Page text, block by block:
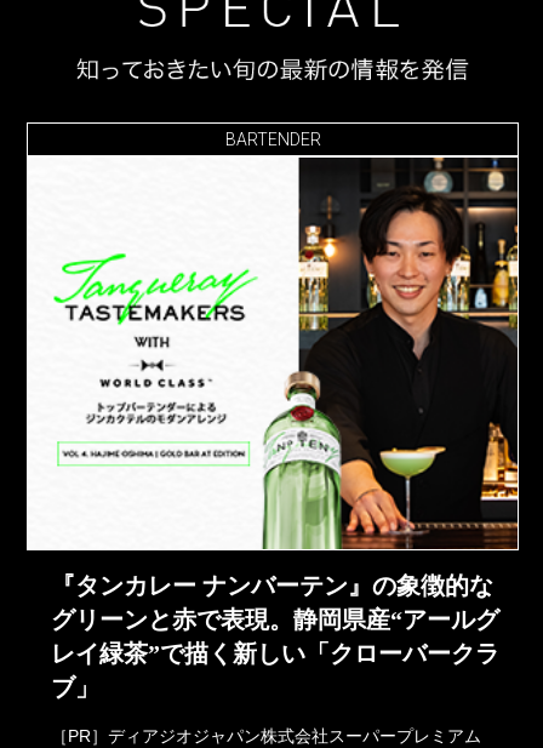
BARTENDER
『タンカレー ナンバーテン』の象徴的な
グリーンと赤で表現。静岡県産“アールグ
レイ緑茶”で描く新しい「クローバークラ
ブ」
［PR］ディアジオジャパン株式会社スーパープレミアム